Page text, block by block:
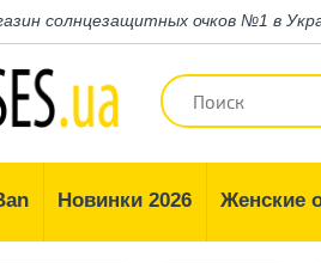
солнцезащитных очков №1 в
Новинки 2026 Женские